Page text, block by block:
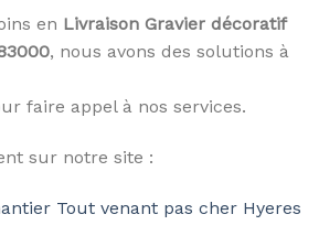
en Livraison Gravier décoratif
, nous avons des solutions à
faire appel à nos services.
sur notre site :
Tout venant pas cher Hyeres